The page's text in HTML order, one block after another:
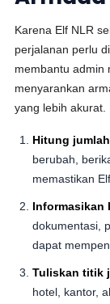
Karena Elf NLR
perjalanan perlu
membantu admin
menyarankan
yang lebih akurat.
Hitung
berubah,
memastikan
Informasikan
dokumentasi,
dapat
Tuliskan titik
hotel, kantor,